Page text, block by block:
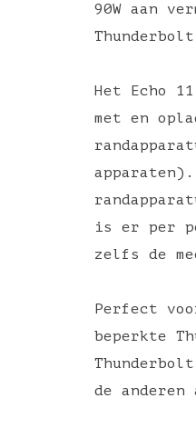
90W aan
Het Echo
met en
apparaten).
is er per
zelfs de
Perfect
beperkte
de